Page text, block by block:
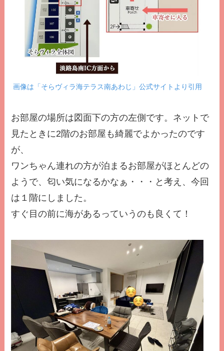
画像は「そらヴィラ海テラス南あわじ」公式サイトより引用
お部屋の場所は図面下の方の左側です。ネットで
見たときに2階のお部屋も綺麗でよかったのです
が、
ワンちゃん連れの方が泊まるお部屋がほとんどの
ようで、匂い気になるかなぁ・・・と考え、今回
は１階にしました。
すぐ目の前に海があるっていうのも良くて！